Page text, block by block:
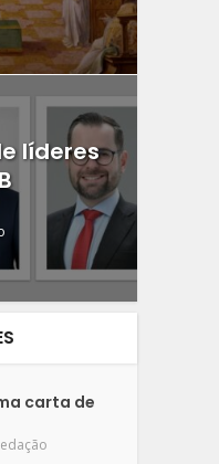
líderes
carta de